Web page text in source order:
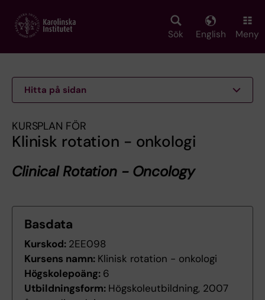
main
Sök English Meny
Hitta på sidan
KURSPLAN FÖR
Klinisk rotation - onkologi
Clinical Rotation - Oncology
Basdata
Kurskod: 2EE098
Kursens namn: Klinisk rotation - onkologi
Högskolepoäng: 6
Utbildningsform: Högskoleutbildning, 2007